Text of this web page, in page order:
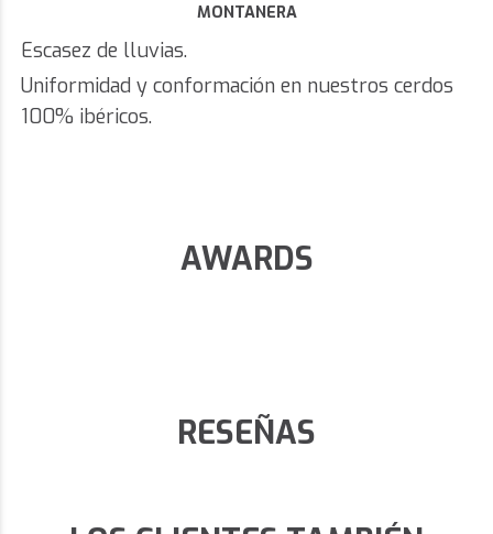
MONTANERA
Escasez de lluvias.
Uniformidad y conformación en nuestros cerdos
100% ibéricos.
AWARDS
RESEÑAS